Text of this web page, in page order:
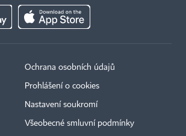
Ochrana osobních údajů
Prohlášení o cookies
Nastavení soukromí
Všeobecné smluvní podmínky